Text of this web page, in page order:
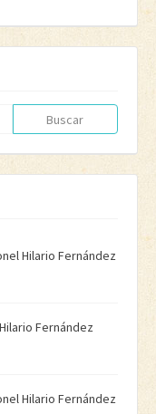
Buscar:
Hilario Fernández
Fernández
Hilario Fernández